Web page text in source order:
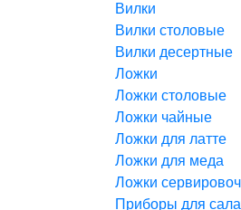
Вилки
Вилки столовые
Вилки десертные
Ложки
Ложки столовые
Ложки чайные
Ложки для латте
Ложки для меда
Ложки
Приборы для